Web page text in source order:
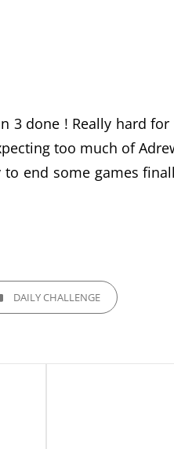
done ! Really hard
too much of
some games finally
DAILY CHALLENGE